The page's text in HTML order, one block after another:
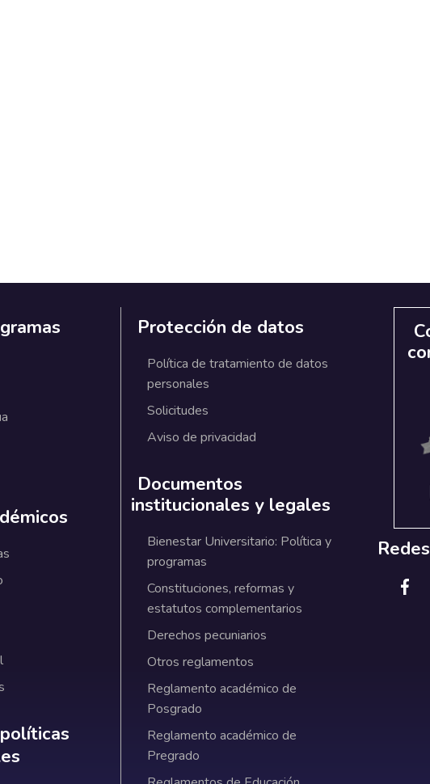
y políticas institucionales
Protección de datos
Política de tratamiento de datos
personales
Solicitudes
Aviso de privacidad
Documentos
institucionales y legales
Bienestar Universitario: Política y
programas
Constituciones, reformas y
estatutos complementarios
Derechos pecuniarios
Otros reglamentos
Reglamento académico de
Posgrado
Reglamento académico de
Pregrado